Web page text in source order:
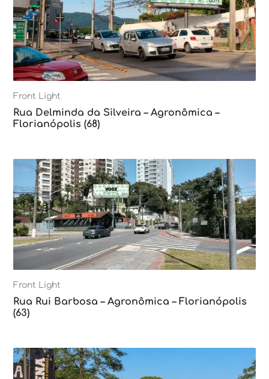
Front Light
Rua Delminda da Silveira – Agronômica –
Florianópolis (68)
Front Light
Rua Rui Barbosa – Agronômica – Florianópolis
(63)